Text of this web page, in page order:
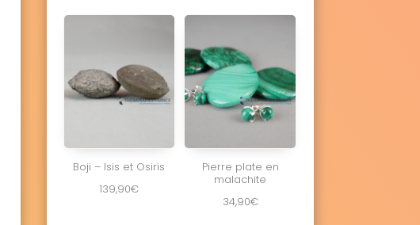
Boji – Isis et Osiris
139,90€
Pierre plate en
malachite
34,90€